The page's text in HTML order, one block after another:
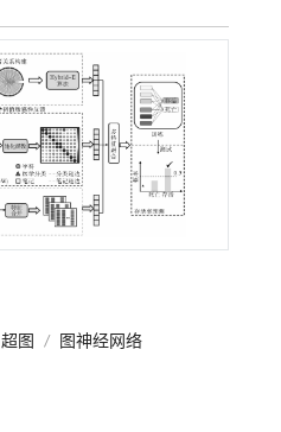
超图 / 图神经网络